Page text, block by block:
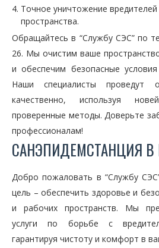
Точное уничтожение
пространства.
Обращайтесь в “Службу СЭС” по
26. Мы очистим ваше
и обеспечим безопасные
Наши специалисты проведут
качественно, используя
проверенные методы. Доверьте
профессионалам!
САНЭПИДЕМСТАНЦИЯ
Добро пожаловать в “Службу
цель – обеспечить здоровье и
и рабочих пространств. Мы
услуги по борьбе с
гарантируя чистоту и комфорт в